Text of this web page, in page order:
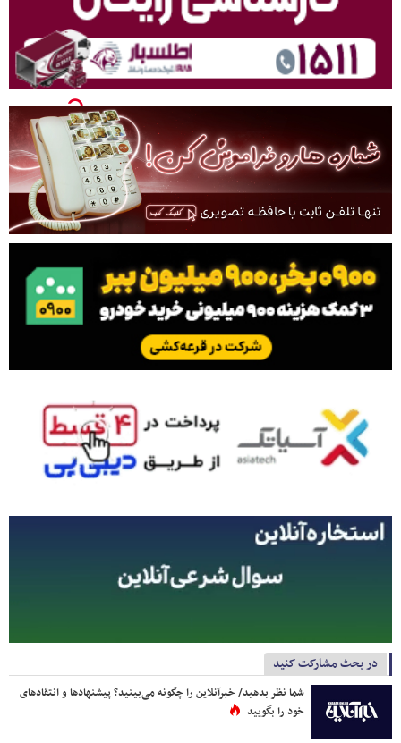
در بحث مشارکت کنید
شما نظر بدهید/ خبرآنلاین را چگونه می‌بینید؟ پیشنهادها و انتقادهای
خود را بگویید